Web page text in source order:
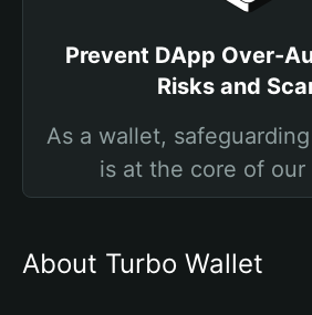
Prevent DApp Over-
Risks and
As a wallet,
is at the core of our
About Turbo Wallet